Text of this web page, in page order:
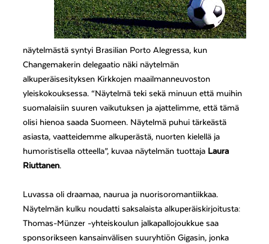
näytelmästä syntyi Brasilian Porto Alegressa, kun
Changemakerin delegaatio näki näytelmän
alkuperäisesityksen Kirkkojen maailmanneuvoston
yleiskokouksessa. “Näytelmä teki sekä minuun että muihin
suomalaisiin suuren vaikutuksen ja ajattelimme, että tämä
olisi hienoa saada Suomeen. Näytelmä puhui tärkeästä
asiasta, vaatteidemme alkuperästä, nuorten kielellä ja
humoristisella otteella”, kuvaa näytelmän tuottaja Laura
Riuttanen.
Luvassa oli draamaa, naurua ja nuorisoromantiikkaa.
Näytelmän kulku noudatti saksalaista alkuperäiskirjoitusta:
Thomas-Münzer -yhteiskoulun jalkapallojoukkue saa
sponsorikseen kansainvälisen suuryhtiön Gigasin, jonka